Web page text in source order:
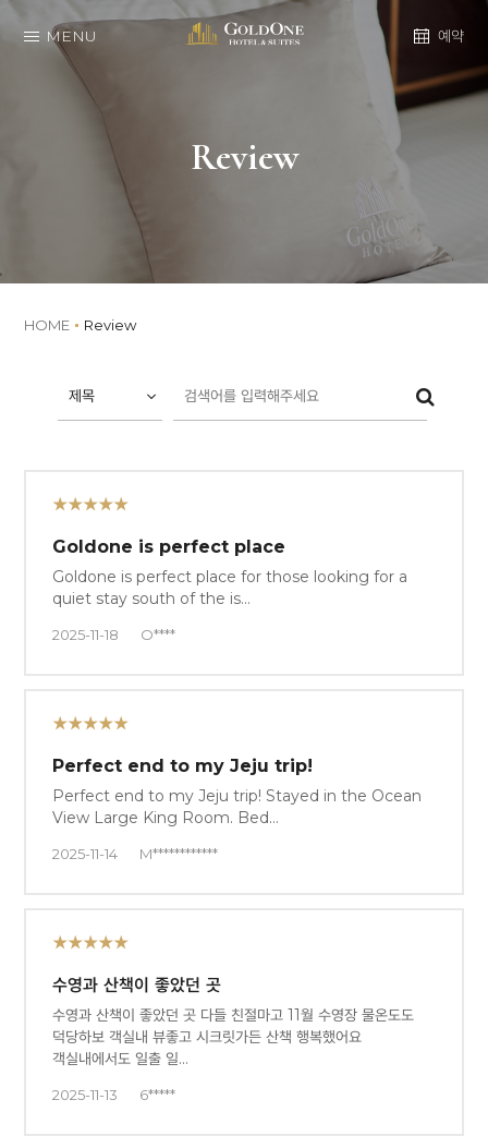
MENU 예약
Review
HOME Review
★★★★★
Goldone is perfect place
Goldone is perfect place for those looking for a
quiet stay south of the is…
2025-11-18 O****
★★★★★
Perfect end to my Jeju trip!
Perfect end to my Jeju trip! Stayed in the Ocean
View Large King Room. Bed…
2025-11-14 M************
★★★★★
수영과 산책이 좋았던 곳
수영과 산책이 좋았던 곳 다들 친절마고 11월 수영장 물온도도
덕당하보 객실내 뷰좋고 시크릿가든 산책 행복했어요
객실내에서도 일출 일…
2025-11-13 6*****